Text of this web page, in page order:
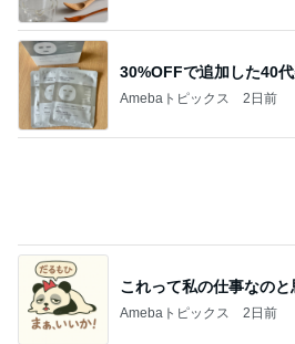
30%OFFで追加した40
Amebaトピックス 2日前
求めていた体型カバーで
Amebaトピックス 22時間前